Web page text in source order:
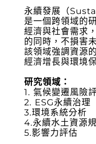
永續發展（
是一個跨領域的
經濟與社會需求
的同時，不損害
該領域強調資源
經濟增長與環境
研究領域：
1. 氣候變遷風險
2. ESG永續治理
3.環境系統分析
4.永續水土資源
5.影響力評估